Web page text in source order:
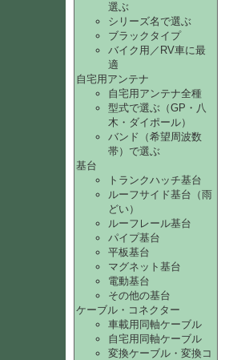
選ぶ
シリーズ名で選ぶ
ブラックタイプ
バイク用／RV車に最
適
自宅用アンテナ
自宅用アンテナ全種
型式で選ぶ（GP・八
木・ダイポール）
バンド（希望周波数
帯）で選ぶ
基台
トランクハッチ基台
ルーフサイド基台（雨
どい）
ルーフレール基台
パイプ基台
平板基台
マグネット基台
電動基台
その他の基台
ケーブル・コネクター
車載用同軸ケーブル
自宅用同軸ケーブル
変換ケーブル・変換コ